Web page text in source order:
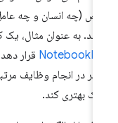
(چه انسان و چه عامل)
به عنوان مثال، یک
قرار دهد و
در انجام وظایف
بهتری کند.